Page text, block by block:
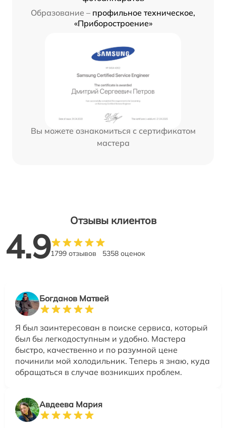
Образование – профильное техническое,
«Приборостроение»
Вы можете ознакомиться с сертификатом
мастера
Отзывы клиентов
4.91799 отзывов 5358 оценок
Богданов Матвей
Я был заинтересован в поиске сервиса, который
был бы легкодоступным и удобно. Мастера
быстро, качественно и по разумной цене
починили мой холодильник. Теперь я знаю, куда
обращаться в случае возникших проблем.
Авдеева Мария